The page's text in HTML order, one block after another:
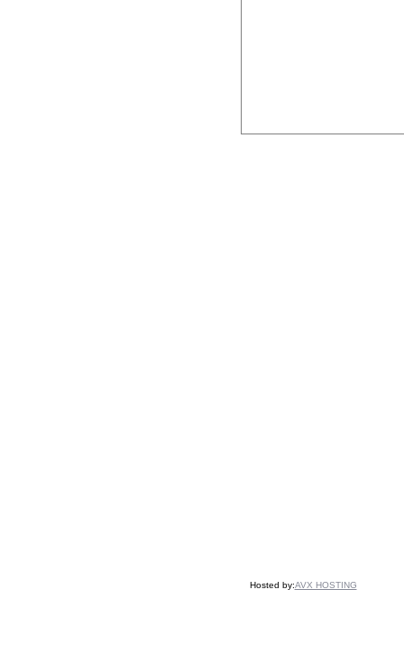
Hosted by:AVX HOSTING